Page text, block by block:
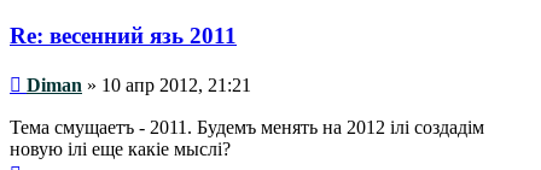
Re: весенний язь 2011
Сообщение
Diman » 10 апр 2012, 21:21
Тема смущаетъ - 2011. Будемъ менять на 2012 iлi создадiм
новую iлi еще какiе мыслi?